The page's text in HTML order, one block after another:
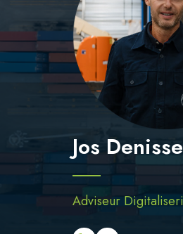
Jos
Adviseur